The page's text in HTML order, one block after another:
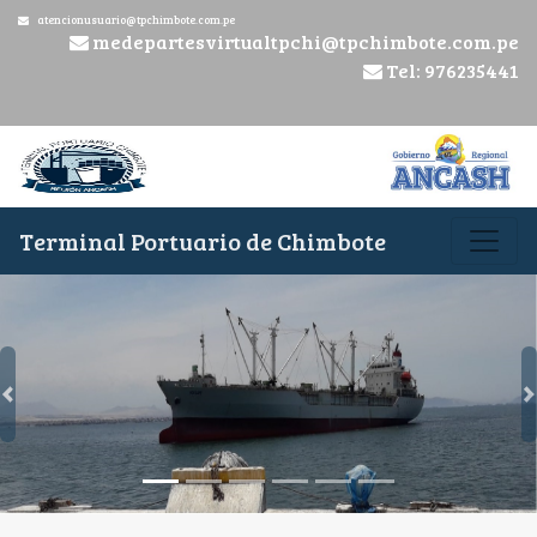
atencionusuario@tpchimbote.com.pe
medepartesvirtualtpchi@tpchimbote.com.pe
Tel: 976235441
Terminal Portuario de Chimbote
Previous